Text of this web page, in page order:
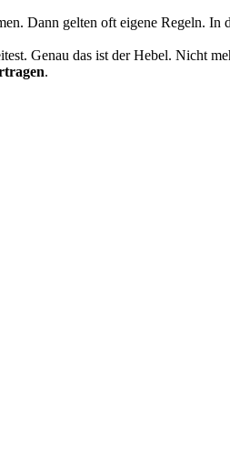
Dann gelten oft eigene Regeln.
Genau das ist der Hebel. Nicht
.